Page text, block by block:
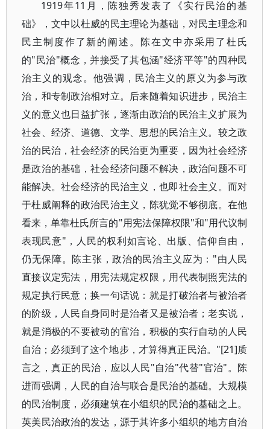
1919年11月，陈独秀发表了《实行民治的基
础》，文中以杜威的民主理论为基础，对民主理念和
民主制度作了新的阐述。陈在文中亦采用了杜氏
的"民治"概念，并接受了其包涵"经济平等"的四种民
治主义的观念。他强调，民治主义的原义为参与政
治，和专制政治相对立。后来随着知识进步，民治主
义的意义也日益扩张，逐渐由政治的民治主义扩展为
社会、经济、道德、文学、思想的民治主义。较之政
治的民治，社会经济的民治更为重要，因为社会经济
是政治的基础，社会经济问题不解决，政治问题不可
能解决。社会经济的民治主义，也即社会主义。而对
于杜威阐释的政治民治主义，陈犹觉不够彻底。在他
看来，单靠杜氏所言的"用宪法保障权限"和"用代议制
表现民意"，人民的权利如言论、出版、信仰自由，
仍无保障。陈主张，政治的民治主义应为："由人民
直接议定宪法，用宪法规定权限，用代表制照宪法的
规定执行民意；换一句话说：就是打破治者与被治者
的阶级，人民自身同时是治者又是被治者；老实说，
就是消极的不要被动的官治，积极的实行自动的人民
自治；必须到了这个地步，才算得真正民治。"[21]质
言之，真正的民治，应以人民"自治"代替"官治"。陈
进而强调，人民的自治与联合是民治的基础。大规模
的民治制度，必须建筑在小组织的民治的基础之上。
英美民治政治的发达，源于其许多小组织的地方自治